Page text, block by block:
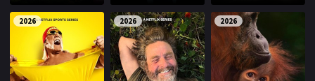
2026 2026 2026